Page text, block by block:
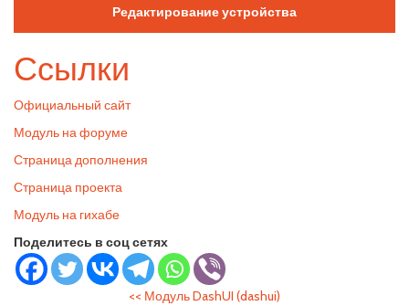
Редактирование устройства
Ссылки
Официальный сайт
Модуль на форуме
Страница дополнения
Страница проекта
Модуль на гихабе
Поделитесь в соц сетях
<< Модуль DashUI (dashui)